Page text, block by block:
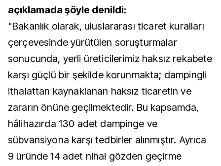
açıklamada şöyle denildi:
"Bakanlık olarak, uluslararası ticaret kuralları
çerçevesinde yürütülen soruşturmalar
sonucunda, yerli üreticilerimiz haksız rekabete
karşı güçlü bir şekilde korunmakta; dampingli
ithalattan kaynaklanan haksız ticaretin ve
zararın önüne geçilmektedir. Bu kapsamda,
hâlihazırda 130 adet dampinge ve
sübvansiyona karşı tedbirler alınmıştır. Ayrıca
9 üründe 14 adet nihai gözden geçirme